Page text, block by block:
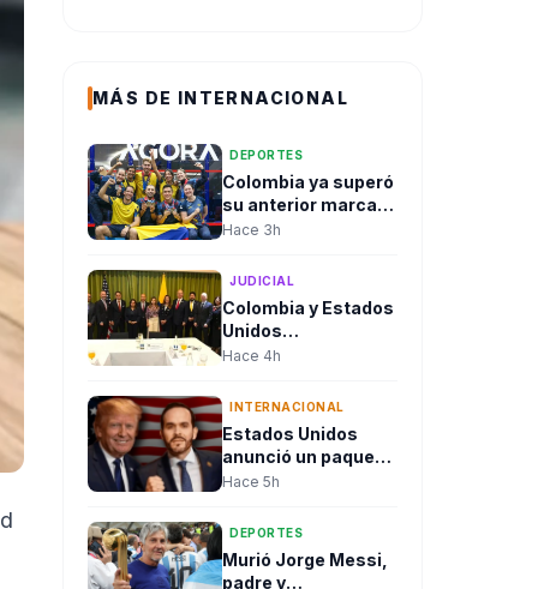
MÁS DE INTERNACIONAL
DEPORTES
Colombia ya superó
su anterior marca
en los Juegos
y del Caribe
Hace 3h
JUDICIAL
Colombia y Estados
Unidos
fortalecieron
durante jornada de
presidencial
Hace 4h
INTERNACIONAL
Estados Unidos
anunció un paquete
de hasta 1.000
para respaldar al
Gobierno de
Abelardo de la
Hace 5h
DEPORTES
Murió Jorge Messi,
padre y